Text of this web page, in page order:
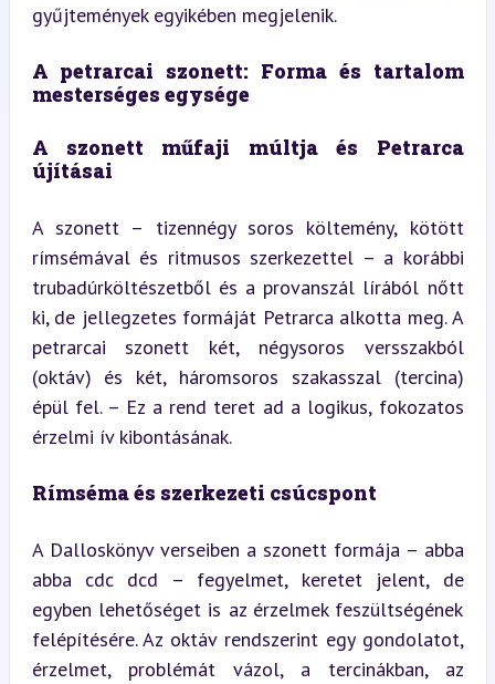
gyűjtemények egyikében megjelenik.
A petrarcai szonett: Forma és tartalom
mesterséges egysége
A szonett műfaji múltja és Petrarca
újításai
A szonett – tizennégy soros költemény, kötött
rímsémával és ritmusos szerkezettel – a korábbi
trubadúrköltészetből és a provanszál lírából nőtt
ki, de jellegzetes formáját Petrarca alkotta meg. A
petrarcai szonett két, négysoros versszakból
(oktáv) és két, háromsoros szakasszal (tercina)
épül fel. – Ez a rend teret ad a logikus, fokozatos
érzelmi ív kibontásának.
Rímséma és szerkezeti csúcspont
A Dalloskönyv verseiben a szonett formája – abba
abba cdc dcd – fegyelmet, keretet jelent, de
egyben lehetőséget is az érzelmek feszültségének
felépítésére. Az oktáv rendszerint egy gondolatot,
érzelmet, problémát vázol, a tercinákban, az